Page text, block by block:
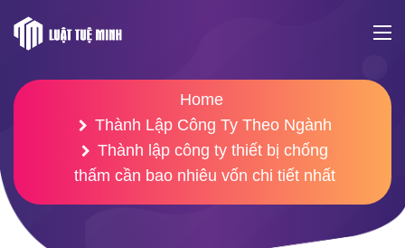
Home
Thành Lập Công Ty Theo Ngành
Thành lập công ty thiết bị chống
thấm cần bao nhiêu vốn chi tiết nhất